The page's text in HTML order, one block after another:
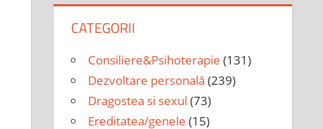
CATEGORII
Consiliere&Psihoterapie (131)
Dezvoltare personală (239)
Dragostea si sexul (73)
Ereditatea/genele (15)